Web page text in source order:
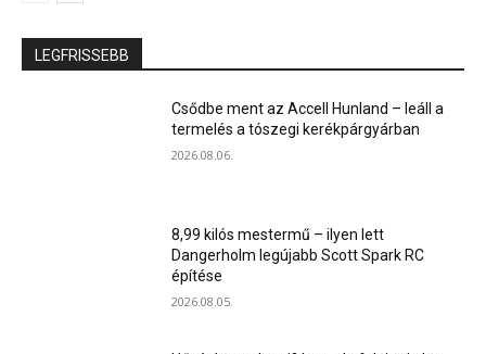
LEGFRISSEBB
Csődbe ment az Accell Hunland – leáll a
termelés a tószegi kerékpárgyárban
2026.08.06.
8,99 kilós mestermű – ilyen lett
Dangerholm legújabb Scott Spark RC
építése
2026.08.05.